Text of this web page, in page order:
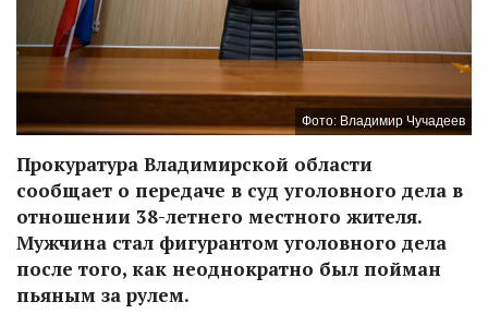
Фото: Владимир Чучадеев
Прокуратура Владимирской области
сообщает о передаче в суд уголовного дела в
отношении 38-летнего местного жителя.
Мужчина стал фигурантом уголовного дела
после того, как неоднократно был пойман
пьяным за рулем.